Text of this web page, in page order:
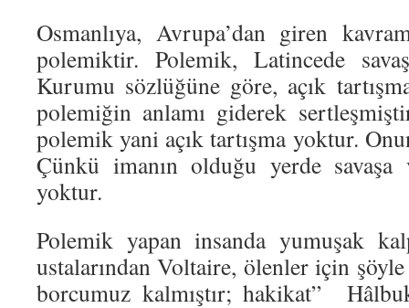
Osmanlıya, Avrupa’dan giren
polemiktir. Polemik, Latincede
Kurumu sözlüğüne göre, açık
polemiğin anlamı giderek
polemik yani açık tartışma yoktur.
Çünkü imanın olduğu yerde savaşa
yoktur.
Polemik yapan insanda yumuşak
ustalarından Voltaire, ölenler için
borcumuz kalmıştır; hakikat”